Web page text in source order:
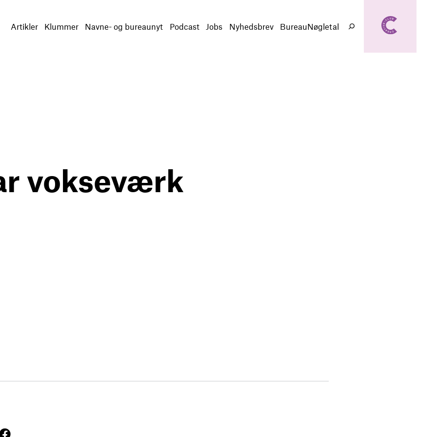
Artikler Klummer Navne- og bureaunyt Podcast Jobs Nyhedsbrev BureauNøgletal
Søg
vokseværk